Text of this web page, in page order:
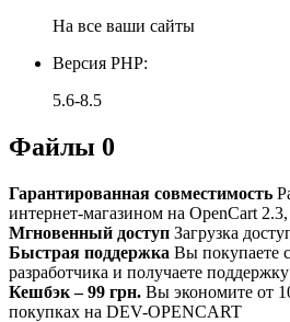
На все ваши сайты
Версия PHP:
5.6-8.5
Файлы 0
Гарантированная совместимость
интернет-магазином на OpenCart
Мгновенный доступ Загрузка
Быстрая поддержка Вы покупаете
разработчика и получаете
Кешбэк – 99 грн. Вы экономите от
покупках на DEV-OPENCART